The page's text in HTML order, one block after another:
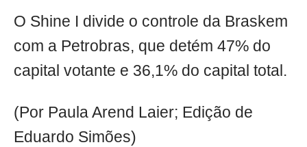
O Shine I divide o controle da Braskem
com a Petrobras, que detém 47% do
capital votante e 36,1% do capital total.
(Por Paula Arend Laier; Edição de
Eduardo Simões)